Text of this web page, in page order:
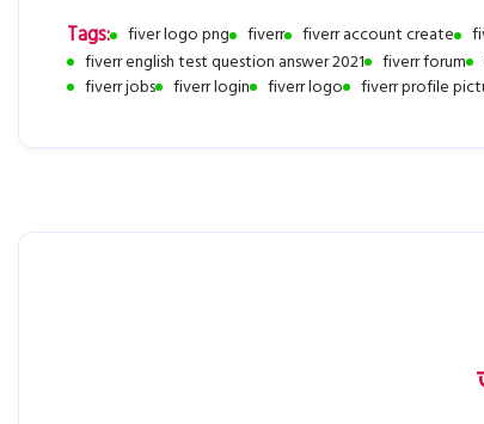
Tags: fiver logo png fiverr fiverr account create
fiverr english test question answer 2021
fiverr forum
fiverr jobs
fiverr login fiverr logo fiverr profile